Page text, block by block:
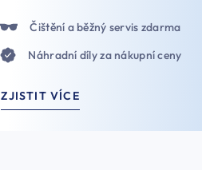
Čištění a běžný servis zdarma
Náhradní díly za nákupní ceny
ZJISTIT VÍCE